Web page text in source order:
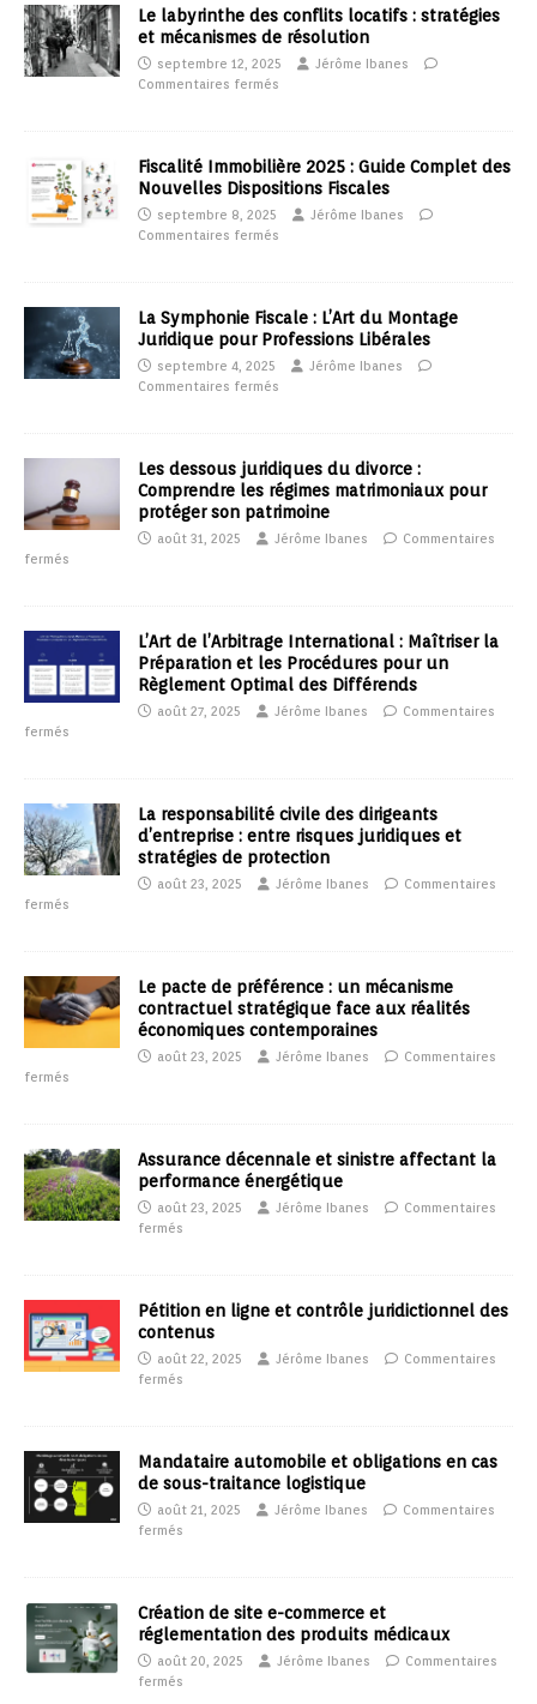
Le labyrinthe des conflits locatifs : stratégies
et mécanismes de résolution
septembre 12, 2025
Jérôme Ibanes
Commentaires fermés
Fiscalité Immobilière 2025 : Guide Complet des
Nouvelles Dispositions Fiscales
septembre 8, 2025
Jérôme Ibanes
Commentaires fermés
La Symphonie Fiscale : L’Art du Montage
Juridique pour Professions Libérales
septembre 4, 2025
Jérôme Ibanes
Commentaires fermés
Les dessous juridiques du divorce :
Comprendre les régimes matrimoniaux pour
protéger son patrimoine
août 31, 2025 Jérôme Ibanes
Commentaires
fermés
L’Art de l’Arbitrage International : Maîtriser la
Préparation et les Procédures pour un
Règlement Optimal des Différends
août 27, 2025 Jérôme Ibanes
Commentaires
fermés
La responsabilité civile des dirigeants
d’entreprise : entre risques juridiques et
stratégies de protection
août 23, 2025 Jérôme Ibanes
Commentaires
fermés
Le pacte de préférence : un mécanisme
contractuel stratégique face aux réalités
économiques contemporaines
août 23, 2025 Jérôme Ibanes
Commentaires
fermés
Assurance décennale et sinistre affectant la
performance énergétique
août 23, 2025 Jérôme Ibanes
Commentaires
fermés
Pétition en ligne et contrôle juridictionnel des
contenus
août 22, 2025 Jérôme Ibanes
Commentaires
fermés
Mandataire automobile et obligations en cas
de sous-traitance logistique
août 21, 2025 Jérôme Ibanes
Commentaires
fermés
Création de site e-commerce et
réglementation des produits médicaux
août 20, 2025 Jérôme Ibanes
Commentaires
fermés